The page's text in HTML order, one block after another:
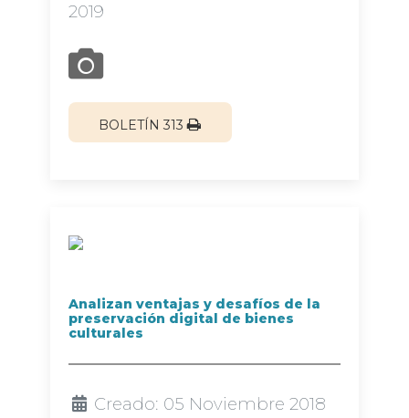
2019
BOLETÍN 313
Analizan ventajas y desafíos de la
preservación digital de bienes
culturales
Creado: 05 Noviembre 2018